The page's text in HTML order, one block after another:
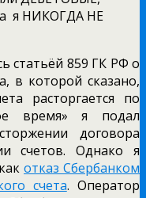
я НИКОГДА НЕ
статьёй 859 ГК РФ о
в которой сказано,
расторгается по
время» я подал
договора
счетов. Однако я
отказ Сбербанком
счета. Оператор